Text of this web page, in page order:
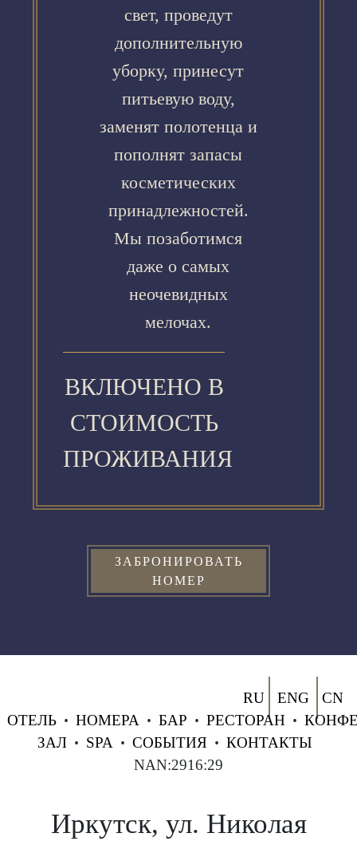
свет, проведут
дополнительную
уборку, принесут
питьевую воду,
заменят полотенца и
пополнят запасы
косметических
принадлежностей.
Мы позаботимся
даже о самых
неочевидных
мелочах.
ВКЛЮЧЕНО В
СТОИМОСТЬ
ПРОЖИВАНИЯ
ЗАБРОНИРОВАТЬ
НОМЕР
RU ENG
CN
ОТЕЛЬ • НОМЕРА • БАР • РЕСТОРАН •
ЗАЛ • SPA • СОБЫТИЯ • КОНТАКТЫ
NAN:2916:29
Иркутск, ул. Николая